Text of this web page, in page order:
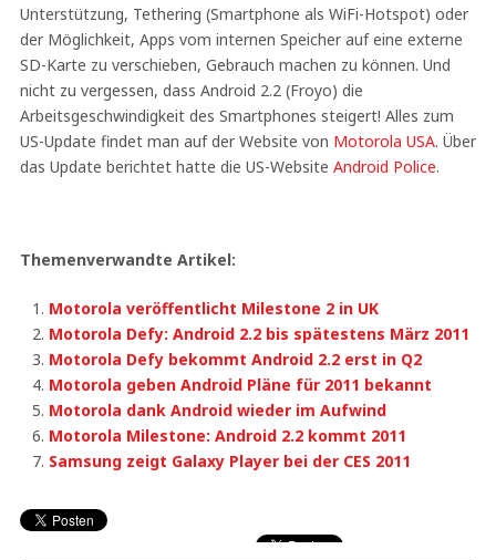
Unterstützung, Tethering (Smartphone als WiFi-Hotspot) oder
der Möglichkeit, Apps vom internen Speicher auf eine externe
SD-Karte zu verschieben, Gebrauch machen zu können. Und
nicht zu vergessen, dass Android 2.2 (Froyo) die
Arbeitsgeschwindigkeit des Smartphones steigert! Alles zum
US-Update findet man auf der Website von Motorola USA. Über
das Update berichtet hatte die US-Website Android Police.
Themenverwandte Artikel:
Motorola veröffentlicht Milestone 2 in UK
Motorola Defy: Android 2.2 bis spätestens März 2011
Motorola Defy bekommt Android 2.2 erst in Q2
Motorola geben Android Pläne für 2011 bekannt
Motorola dank Android wieder im Aufwind
Motorola Milestone: Android 2.2 kommt 2011
Samsung zeigt Galaxy Player bei der CES 2011